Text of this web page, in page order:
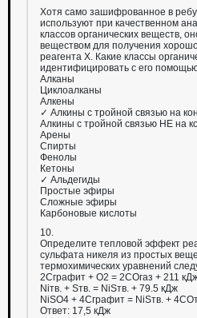
Хотя само зашифрованное в
используют при качественном
классов органических веществ,
веществом для получения хорошо
реагента Х. Какие классы
идентифицировать с его
Алканы
Циклоалканы
Алкены
✓ Алкины с тройной связью на
Алкины с тройной связью НЕ на
Арены
Спирты
Фенолы
Кетоны
✓ Альдегиды
Простые эфиры
Сложные эфиры
Карбоновые кислоты
10.
Определите тепловой эффект
сульфата никеля из простых
термохимических уравнений
2Сграфит + O2 = 2COгаз + 211
Niтв. + Sтв. = NiSтв. + 79.5 кДж
NiSO4 + 4Сграфит = NiSтв. +
Ответ: 17,5 кДж